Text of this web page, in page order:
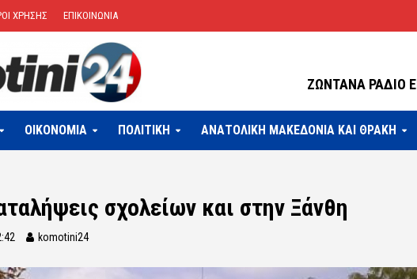
ΧΡΗΣΗΣ ΕΠΙΚΟΙΝΩΝΙΑ
ΖΩΝΤΑΝΑ ΡΑΔΙΟ
OIKONOMIA ΠΟΛΙΤΙΚΗ ΑΝΑΤΟΛΙΚΗ ΜΑΚΕΔΟΝΙΑ ΚΑΙ ΘΡΑΚΗ
σχολείων και στην Ξάνθη
komotini24